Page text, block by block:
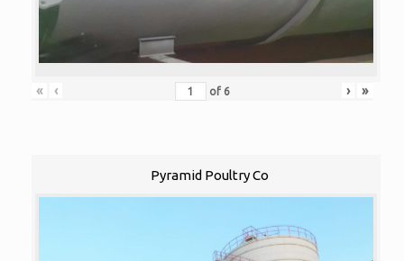
« ‹ of 6 › »
Pyramid Poultry Co